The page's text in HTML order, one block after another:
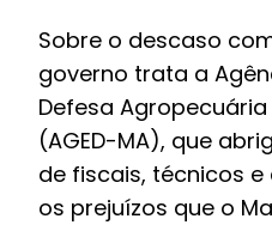
Sobre o descaso
governo trata a
Defesa
(AGED-MA), que
de fiscais, técnicos e
os prejuízos que o